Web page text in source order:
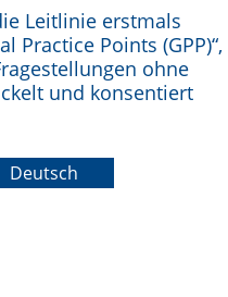
Leitlinie erstmals
Practice Points (GPP)“,
ohne
und konsentiert
Deutsch